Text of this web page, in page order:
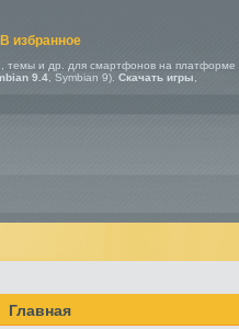
В избранное
, темы и др. для смартфонов на платформе
9.4 , Symbian 9). Скачать игры
Главная